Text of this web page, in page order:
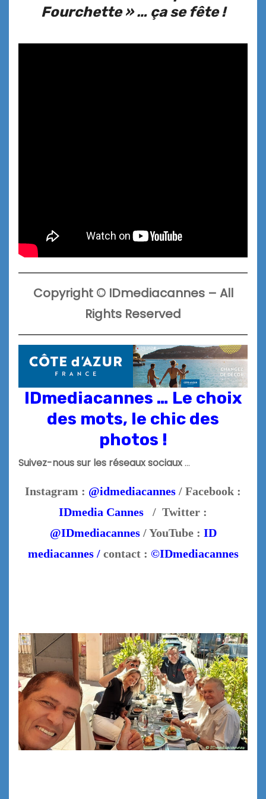
Fourchette » … ça se fête !
Copyright© IDmediacannes – All
Rights Reserved
IDmediacannes … Le choix
des mots, le chic des
photos !
Suivez-nous sur les réseaux sociaux…
Instagram : @idmediacannes / Facebook :
IDmedia Cannes / Twitter :
@IDmediacannes/ YouTube : ID
mediacannes / contact : ©IDmediacannes